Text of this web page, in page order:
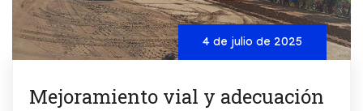
4 de julio de 2025
Mejoramiento vial y adecuación